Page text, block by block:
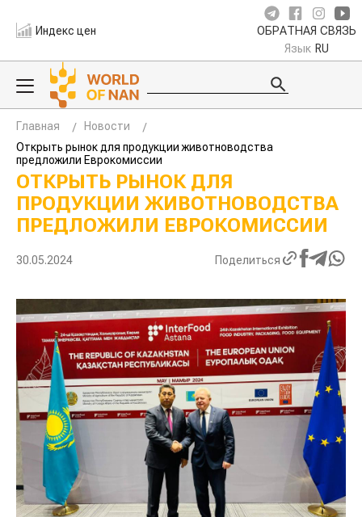
Индекс цен ОБРАТНАЯ СВЯЗЬ
Язык RU
Главная
Новости
Открыть рынок для продукции животноводства
предложили Еврокомиссии
ОТКРЫТЬ РЫНОК ДЛЯ
ПРОДУКЦИИ ЖИВОТНОВОДСТВА
ПРЕДЛОЖИЛИ ЕВРОКОМИССИИ
30.05.2024 Поделиться